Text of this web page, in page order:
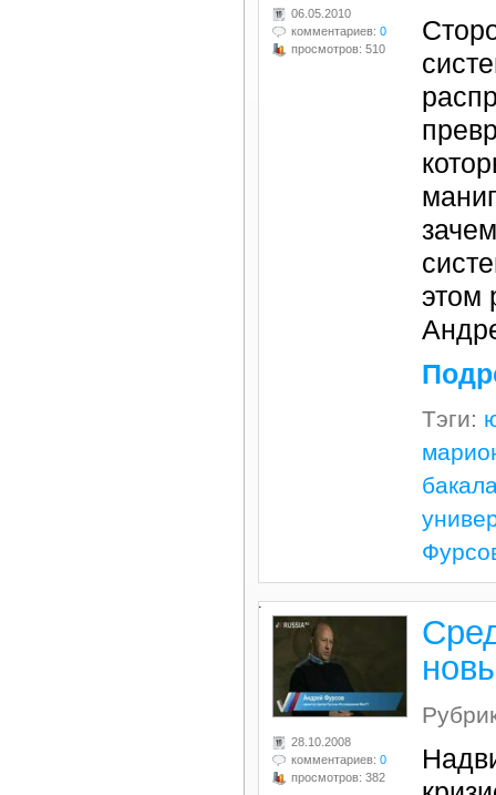
06.05.2010
комментариев: 0
просмотров: 510
этом
Тэги:
.
28.10.2008
комментариев: 0
просмотров: 382